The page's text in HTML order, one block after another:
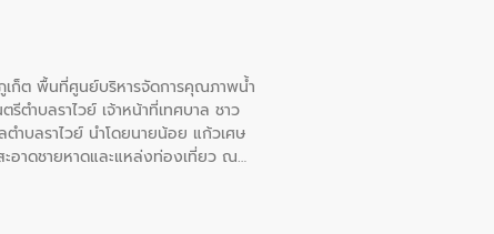
เก็ต พื้นที่ศูนย์บริหารจัดการคุณภาพน้ำ
รีตำบลราไวย์ เจ้าหน้าที่เทศบาล ชาว
ำบลราไวย์ นำโดยนายน้อย แก้วเศษ
อาดชายหาดและแหล่งท่องเที่ยว ณ